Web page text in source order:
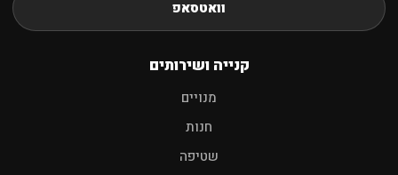
וואטסאפ
קנייה ושירותים
מנויים
חנות
שטיפה